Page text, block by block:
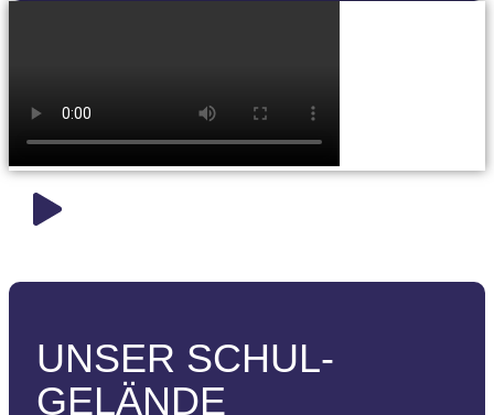
UNSER SCHUL­
GELÄNDE